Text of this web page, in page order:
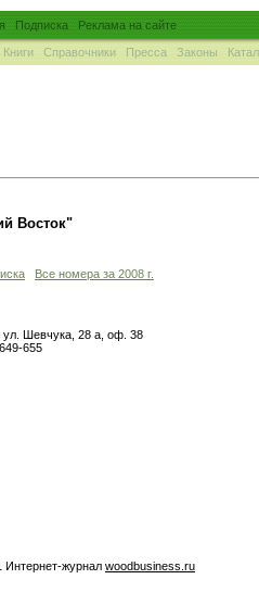
Подписка Реклама на сайте
Книги Справочники Пресса Законы
Восток"
Все номера за 2008 г.
ул. Шевчука, 28 а, оф. 38
655
Интернет-журнал woodbusiness.ru